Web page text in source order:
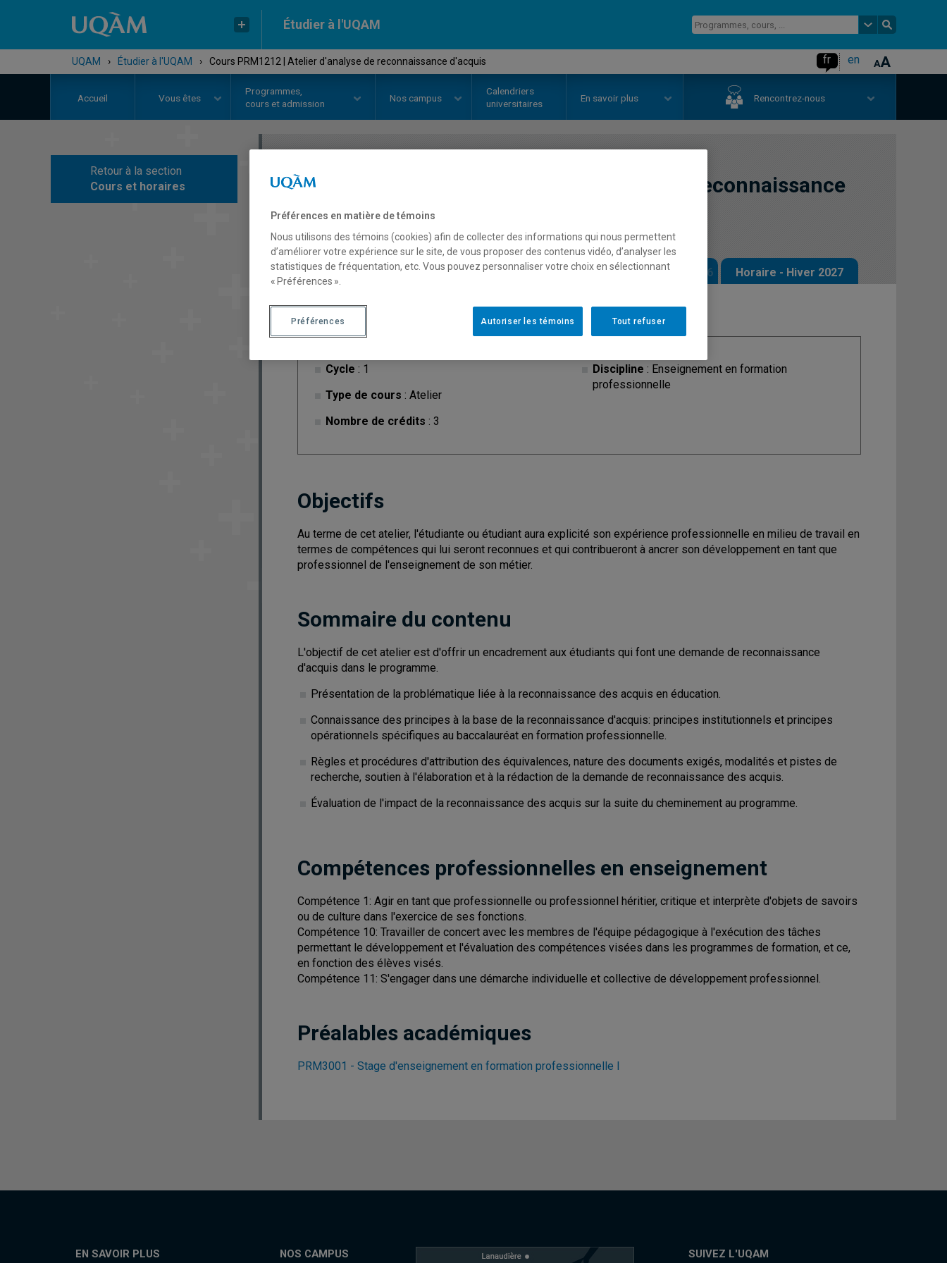
Étudier à l'UQAM
UQAM › Étudier à l'UQAM › Cours PRM1212 | Atelier d'analyse de reconnaissance d'acquis fr en
Accueil Vous êtes
Programmes,
cours et admission
Nos campus
Calendriers
universitaires
En savoir plus Rencontrez-nous
Retour à la section
Cours et horaires
COURS
Atelier d'analyse de reconnaissance
d'acquis
Description Horaire - Été 2026 Horaire - Automne 2026 Horaire - Hiver 2027
Cycle : 1
Type de cours : Atelier
Nombre de crédits : 3
Discipline : Enseignement en formation
professionnelle
Objectifs
Au terme de cet atelier, l'étudiante ou étudiant aura explicité son expérience professionnelle en milieu de travail en
termes de compétences qui lui seront reconnues et qui contribueront à ancrer son développement en tant que
professionnel de l'enseignement de son métier.
Sommaire du contenu
L'objectif de cet atelier est d'offrir un encadrement aux étudiants qui font une demande de reconnaissance
d'acquis dans le programme.
Présentation de la problématique liée à la reconnaissance des acquis en éducation.
Connaissance des principes à la base de la reconnaissance d'acquis: principes institutionnels et principes
opérationnels spécifiques au baccalauréat en formation professionnelle.
Règles et procédures d'attribution des équivalences, nature des documents exigés, modalités et pistes de
recherche, soutien à l'élaboration et à la rédaction de la demande de reconnaissance des acquis.
Évaluation de l'impact de la reconnaissance des acquis sur la suite du cheminement au programme.
Compétences professionnelles en enseignement
Compétence 1: Agir en tant que professionnelle ou professionnel héritier, critique et interprète d'objets de savoirs
ou de culture dans l'exercice de ses fonctions.
Compétence 10: Travailler de concert avec les membres de l'équipe pédagogique à l'exécution des tâches
permettant le développement et l'évaluation des compétences visées dans les programmes de formation, et ce,
en fonction des élèves visés.
Compétence 11: S'engager dans une démarche individuelle et collective de développement professionnel.
Préalables académiques
PRM3001 - Stage d'enseignement en formation professionnelle I
EN SAVOIR PLUS NOS CAMPUS SUIVEZ L'UQAM
Préférences en matière de témoins
Nous utilisons des témoins (cookies) afin de collecter des informations qui nous permettent
d’améliorer votre expérience sur le site, de vous proposer des contenus vidéo, d’analyser les
statistiques de fréquentation, etc. Vous pouvez personnaliser votre choix en sélectionnant
« Préférences ».
Tout refuser
Autoriser les témoins
Préférences